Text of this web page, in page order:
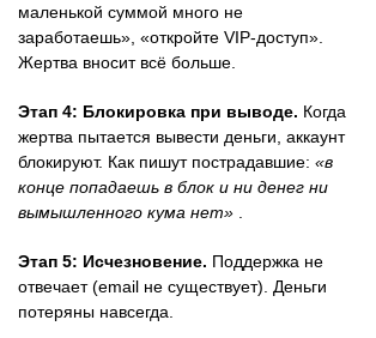
маленькой суммой много не
заработаешь», «откройте VIP-доступ».
Жертва вносит всё больше.
Этап 4: Блокировка при выводе. Когда
жертва пытается вывести деньги, аккаунт
блокируют. Как пишут пострадавшие: «в
конце попадаешь в блок и ни денег ни
вымышленного кума нет»
Этап 5: Исчезновение. Поддержка не
отвечает (email не существует). Деньги
потеряны навсегда.